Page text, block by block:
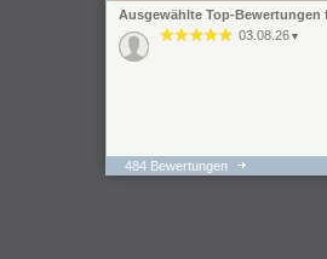
Ausgewählte Top-Bewertungen
03.08.26 ▼
22.07.26 ▼
484 Bewertungen